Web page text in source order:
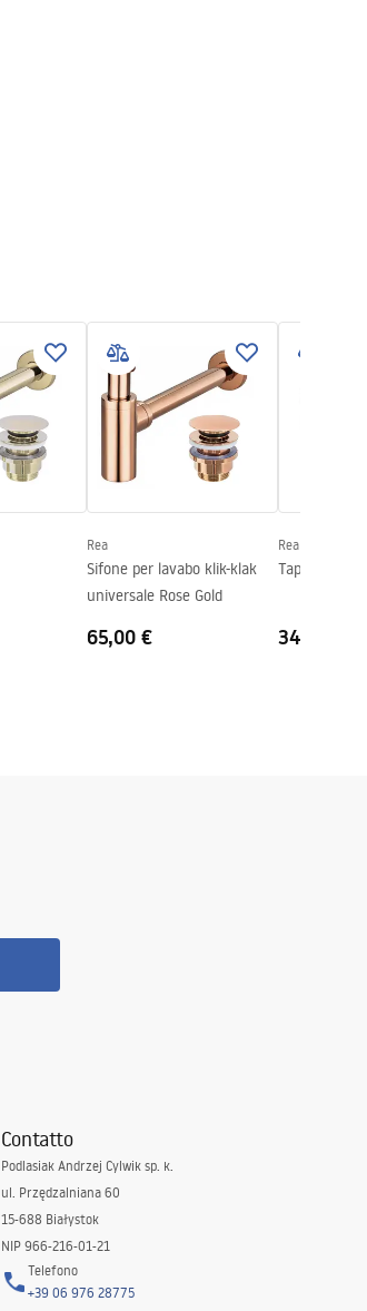
Rea
Sifone per lavabo klik-klak
universale Rose Gold
65,00 €
Rea
Tappo Rea
34,00 €
Contatto
Podlasiak Andrzej Cylwik sp. k.
ul. Przędzalniana 60
15-688 Białystok
NIP 966-216-01-21
Telefono
+39 06 976 28775